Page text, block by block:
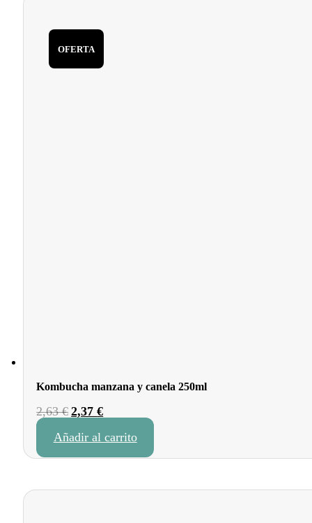
OFERTA
Kombucha manzana y canela 250ml
2,63€ El
original
2,37€El
actual
Añadir al carrito